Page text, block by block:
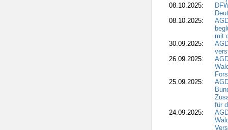
08.10.2025:
08.10.2025:
mit
30.09.2025:
26.09.2025:
25.09.2025:
für
24.09.2025: